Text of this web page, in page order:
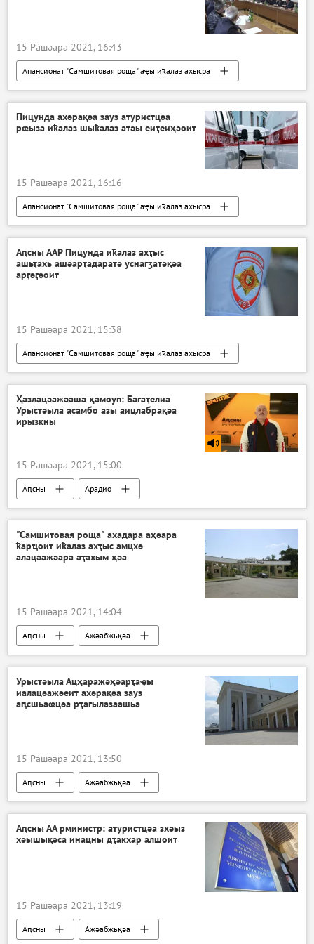
15 Рашәара 2021, 16:43
Апансионат "Самшитовая роща" аҿы иҟалаз ахысра
Аԥсны
Ажәабжьқәа
Пицунда ахәрақәа зауз атуристцәа
рҩыза иҟалаз шыҟалаз атәы еиҭеиҳәоит
15 Рашәара 2021, 16:16
Апансионат "Самшитовая роща" аҿы иҟалаз ахысра
Аԥсны
Ажәабжьқәа
Аԥсны ААР Пицунда иҟалаз ахҭыс
ашьҭахь ашәарҭадаратә уснагӡатәқәа
арӷәӷәоит
15 Рашәара 2021, 15:38
Апансионат "Самшитовая роща" аҿы иҟалаз ахысра
Аԥсны
Ажәабжьқәа
Ҳазлацәажәаша ҳамоуп: Багаҭелиа
Урыстәыла асамбо азы аицлабрақәа
ирызкны
15 Рашәара 2021, 15:00
Аԥсны
Арадио
Ҳазлацәажәаша ҳамоуп
"Самшитовая роща" ахадара аҳәара
ҟарҵоит иҟалаз ахҭыс амцхә
алацәажәара аҭахым ҳәа
15 Рашәара 2021, 14:04
Аԥсны
Ажәабжьқәа
Апансионат "Самшитовая роща" аҿы иҟалаз ахысра
Урыстәыла Ацҳаражәҳәарҭаҿы
иалацәажәеит ахәрақәа зауз
аԥсшьаҩцәа рҭагылазаашьа
15 Рашәара 2021, 13:50
Аԥсны
Ажәабжьқәа
Апансионат "Самшитовая роща" аҿы иҟалаз ахысра
Аԥсны АА рминистр: атуристцәа зхәыз
хәышықәса инацны дҭакхар алшоит
15 Рашәара 2021, 13:19
Аԥсны
Ажәабжьқәа